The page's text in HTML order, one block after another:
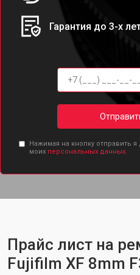
Гарантия до 3-х
Нажимая на кнопку отправить
моих персональных данных.
Прайс лист на
Fujifilm XF 8mm